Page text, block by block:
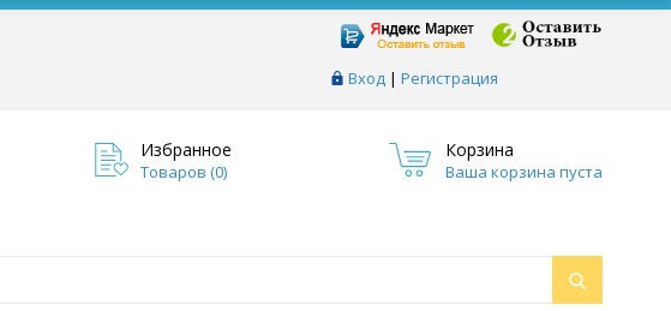
Вход | Регистрация
Избранное
Товаров (0)
Корзина
Ваша корзина пуста